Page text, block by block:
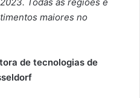
Todas as regiões e
maiores no
de tecnologias de